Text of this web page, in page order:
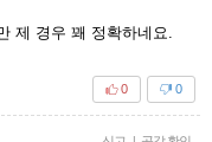
제 경우 꽤 정확하네요.
0
0